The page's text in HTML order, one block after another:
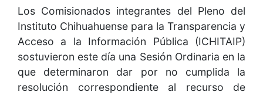
Los Comisionados integrantes del Pleno del
Instituto Chihuahuense para la Transparencia y
Acceso a la Información Pública (ICHITAIP)
sostuvieron este día una Sesión Ordinaria en la
que determinaron dar por no cumplida la
resolución correspondiente al recurso de